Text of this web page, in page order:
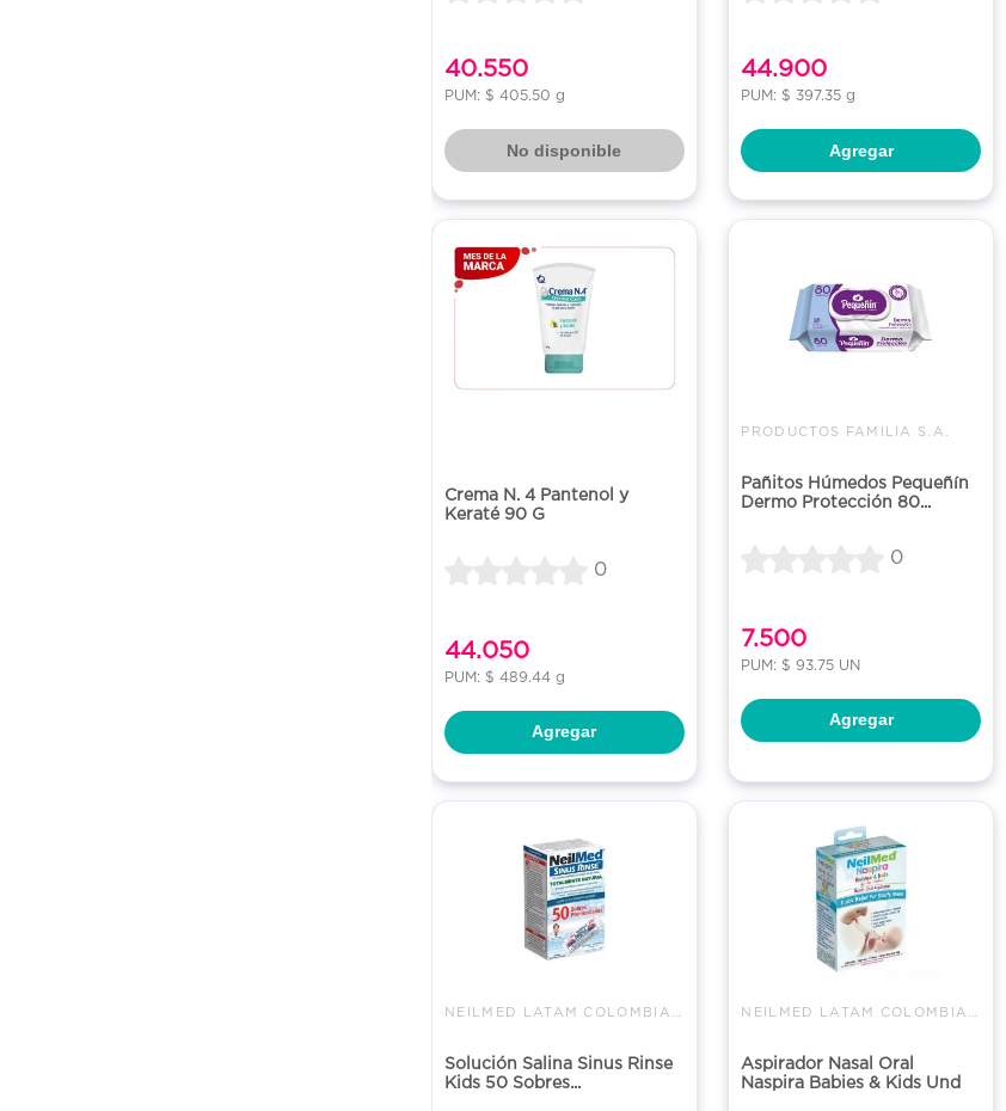
40.550
PUM: $ 405.50 g
No disponible
44.900
PUM: $ 397.35 g
Agregar
Crema N. 4 Pantenol y
Keraté 90 G
0
44.050
PUM: $ 489.44 g
Agregar
PRODUCTOS FAMILIA S.A.
Pañitos Húmedos Pequeñín
Dermo Protección 80...
0
7.500
PUM: $ 93.75 UN
Agregar
Solución Salina Sinus Rinse
Kids 50 Sobres...
Aspirador Nasal Oral
Naspira Babies & Kids Und